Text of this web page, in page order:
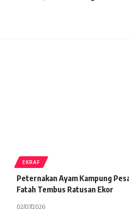
EKRAF
Peternakan Ayam Kampung
Fatah Tembus Ratusan Ekor
02/07/2026